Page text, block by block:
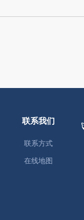
联系我们
联系方式
在线地图